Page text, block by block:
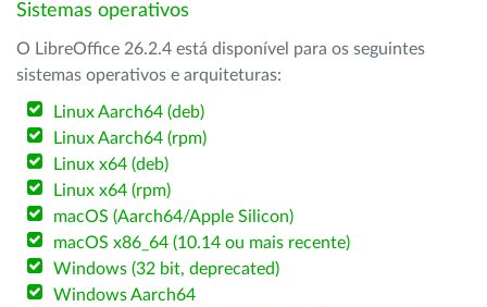
Sistemas operativos
O LibreOffice 26.2.4 está disponível para os seguintes
sistemas operativos e arquiteturas:
Linux Aarch64 (deb)
Linux Aarch64 (rpm)
Linux x64 (deb)
Linux x64 (rpm)
macOS (Aarch64/Apple Silicon)
macOS x86_64 (10.14 ou mais recente)
Windows (32 bit, deprecated)
Windows Aarch64